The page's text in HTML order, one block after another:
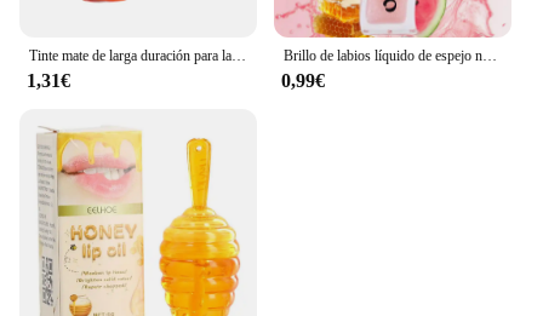
Tinte mate de larga duración para labios y mejillas | Mancha hidratante de colorete y labios 2 en 1 | Fórmula ligera e hidratante para suave, natural
1,31€
Brillo de labios líquido de espejo nacarado transparente, bálsamo labial hidratante de frutas y miel, aceite de labios infusión, Reduce líneas de labios, cosméticos
0,99€